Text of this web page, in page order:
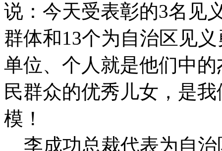
说：今天受表彰的3名见
群体和13个为自治区见
单位、个人就是他们中
民群众的优秀儿女，是
模！
李成功总裁代表为自治